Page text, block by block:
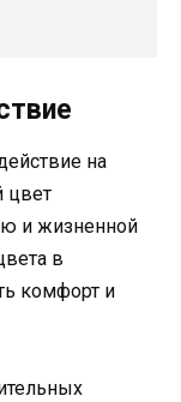
на
цвет
и жизненной
в
комфорт и